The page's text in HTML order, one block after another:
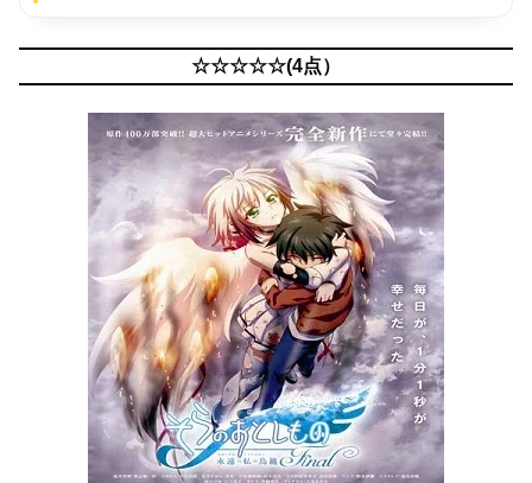
☆☆☆☆☆(4点）